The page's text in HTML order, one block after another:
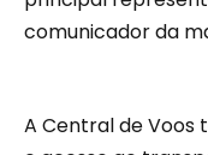
comunicador da
A Central de Voos